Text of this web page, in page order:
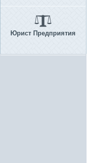
Юрист Предприятия